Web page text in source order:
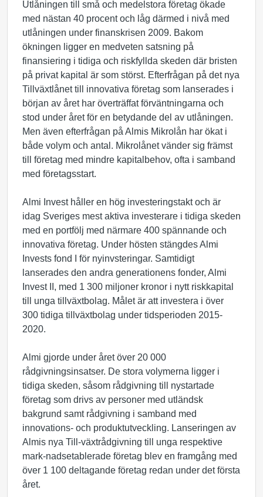
Utlåningen till små och medelstora företag ökade
med nästan 40 procent och låg därmed i nivå med
utlåningen under finanskrisen 2009. Bakom
ökningen ligger en medveten satsning på
finansiering i tidiga och riskfyllda skeden där bristen
på privat kapital är som störst. Efterfrågan på det nya
Tillväxtlånet till innovativa företag som lanserades i
början av året har överträffat förväntningarna och
stod under året för en betydande del av utlåningen.
Men även efterfrågan på Almis Mikrolån har ökat i
både volym och antal. Mikrolånet vänder sig främst
till företag med mindre kapitalbehov, ofta i samband
med företagsstart.
Almi Invest håller en hög investeringstakt och är
idag Sveriges mest aktiva investerare i tidiga skeden
med en portfölj med närmare 400 spännande och
innovativa företag. Under hösten stängdes Almi
Invests fond I för nyinvsteringar. Samtidigt
lanserades den andra generationens fonder, Almi
Invest II, med 1 300 miljoner kronor i nytt riskkapital
till unga tillväxtbolag. Målet är att investera i över
300 tidiga tillväxtbolag under tidsperioden 2015-
2020.
Almi gjorde under året över 20 000
rådgivningsinsatser. De stora volymerna ligger i
tidiga skeden, såsom rådgivning till nystartade
företag som drivs av personer med utländsk
bakgrund samt rådgivning i samband med
innovations- och produktutveckling. Lanseringen av
Almis nya Till-växtrådgivning till unga respektive
mark-nadsetablerade företag blev en framgång med
över 1 100 deltagande företag redan under det första
året.